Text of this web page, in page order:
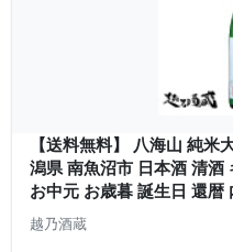
【送料無料】 八海山 純
潟県 南魚沼市 日本酒 清酒
お中元 お歳暮 誕生日 還暦
越乃酒蔵